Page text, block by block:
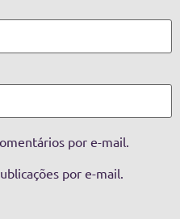
por e-mail.
por e-mail.